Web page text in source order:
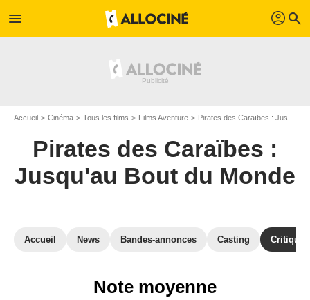
menu profil search
Accueil Cinéma Tous les films Films Aventure Pirates des Caraïbes : Jusqu'au Bout du Monde
Pirates des Caraïbes :
Jusqu'au Bout du Monde
Accueil News Bandes-annonces Casting
Note moyenne